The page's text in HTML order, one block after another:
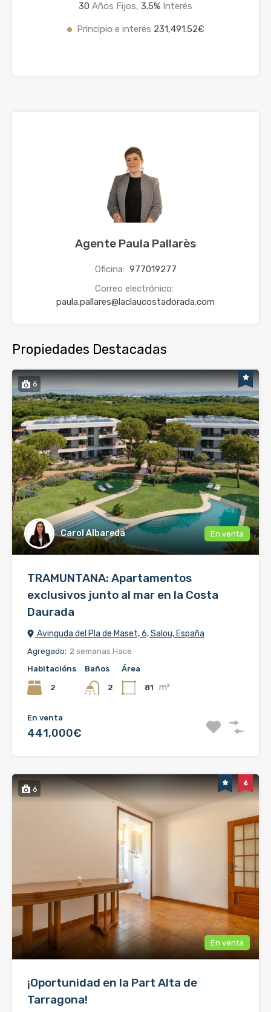
30 Años Fijos, 3.5% Interés
Principio e interés 231,491.52€
Agente Paula Pallarès
Oficina: 977019277
Correo electrónico:
paula.pallares@laclaucostadorada.com
Propiedades Destacadas
6
Carol Albareda En venta
TRAMUNTANA: Apartamentos
exclusivos junto al mar en la Costa
Daurada
Avinguda del Pla de Maset, 6, Salou, España
Agregado: 2 semanas Hace
Habitacións
2
Baños
2
Área
81 m²
En venta
441,000€
6
En venta
¡Oportunidad en la Part Alta de
Tarragona!